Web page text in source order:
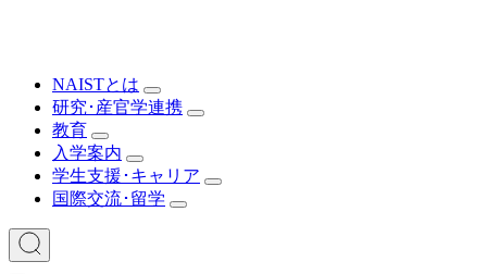
NAISTとは
研究･産官学連携
教育
入学案内
学生支援･キャリア
国際交流･留学